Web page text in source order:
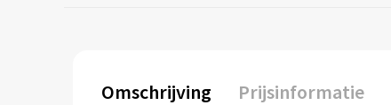
Omschrijving Prijsinformatie